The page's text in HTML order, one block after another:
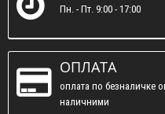
Пн. - Пт. 9:00 - 17:00
ОПЛАТА
оплата по безналичке
наличними